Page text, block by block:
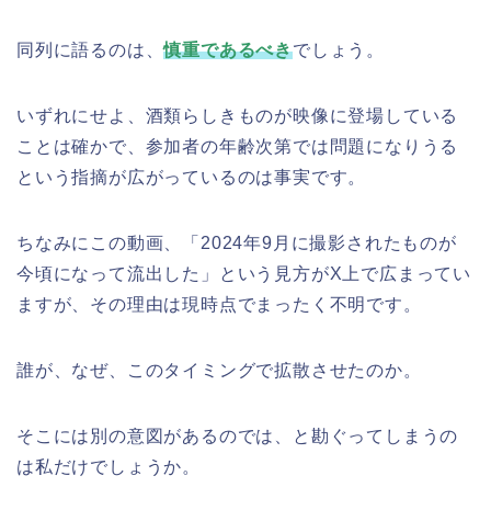
同列に語るのは、慎重であるべきでしょう。
いずれにせよ、酒類らしきものが映像に登場している
ことは確かで、参加者の年齢次第では問題になりうる
という指摘が広がっているのは事実です。
ちなみにこの動画、「2024年9月に撮影されたものが
今頃になって流出した」という見方がX上で広まってい
ますが、その理由は現時点でまったく不明です。
誰が、なぜ、このタイミングで拡散させたのか。
そこには別の意図があるのでは、と勘ぐってしまうの
は私だけでしょうか。